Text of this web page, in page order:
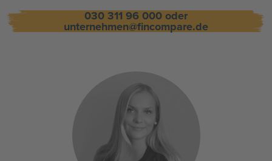
030 311 96 000 oder
unternehmen@fincompare.de